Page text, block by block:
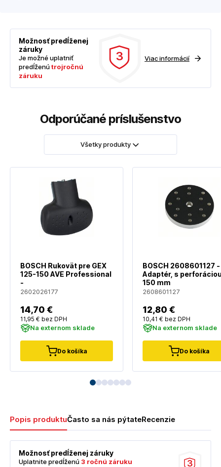
Možnosť predĺženej
záruky
Je možné uplatniť
predĺženútrojročnú
záruku
3 Viac informácií
Odporúčané príslušenstvo
Všetky produkty
BOSCH Rukovät pre GEX
125-150 AVE Professional
-
2602026177
14,70 €
11,95 € bez DPH
Na externom sklade
Do košíka
BOSCH 2608601127 -
Adaptér, s
150 mm
2608601127
12,80 €
10,41 € bez DPH
Na externom sklade
Do košíka
Popis produktuČasto sa nás pýtateRecenzie
3
Možnosť predĺženej záruky
Uplatnite predĺženú 3 ročnú záruku